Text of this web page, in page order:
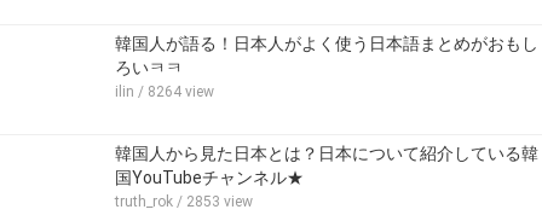
韓国人が語る！日本人がよく使う日本語まとめがおもし
ろいㅋㅋ
ilin / 8264 view
韓国人から見た日本とは？日本について紹介している韓
国YouTubeチャンネル★
truth_rok / 2853 view